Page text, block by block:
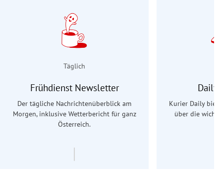
Täglich
Frühdienst Newsletter
Der tägliche Nachrichtenüberblick am
Morgen, inklusive Wetterbericht für ganz
Österreich.
Daily
Kurier Daily
über die